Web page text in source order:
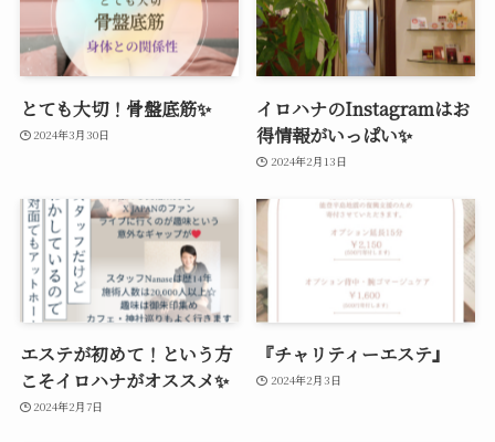
とても大切！骨盤底筋✨
2024年3月30日
イロハナのInstagramはお
得情報がいっぱい✨
2024年2月13日
エステが初めて！という方
こそイロハナがオススメ✨
2024年2月7日
『チャリティーエステ』
2024年2月3日